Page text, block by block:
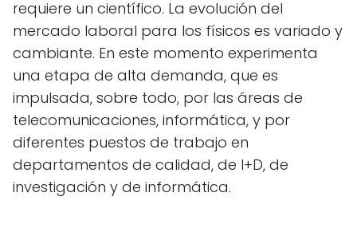
requiere un científico. La evolución del
mercado laboral para los físicos es variado y
cambiante. En este momento experimenta
una etapa de alta demanda, que es
impulsada, sobre todo, por las áreas de
telecomunicaciones, informática, y por
diferentes puestos de trabajo en
departamentos de calidad, de I+D, de
investigación y de informática.